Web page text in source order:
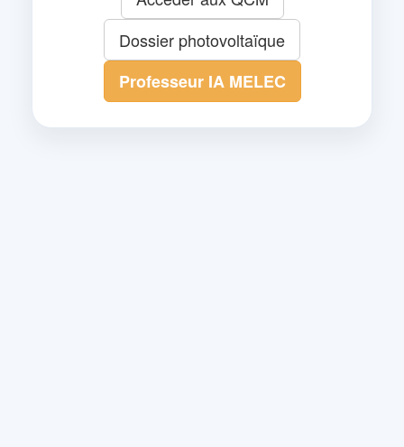
Dossier photovoltaïque
Professeur IA MELEC